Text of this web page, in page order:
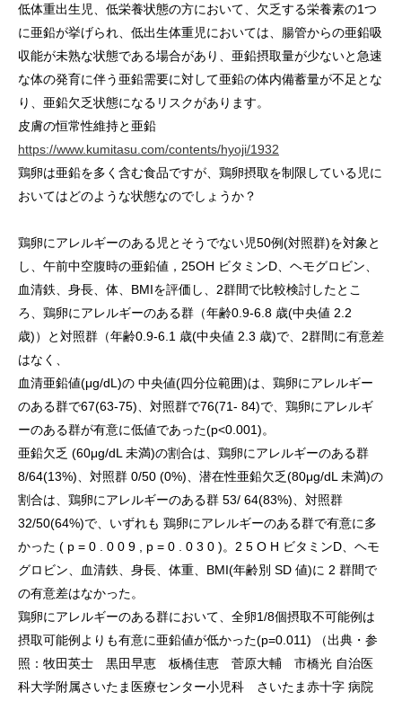
低体重出生児、低栄養状態の方において、欠乏する栄養素の1つ
に亜鉛が挙げられ、低出生体重児においては、腸管からの亜鉛吸
収能が未熟な状態である場合があり、亜鉛摂取量が少ないと急速
な体の発育に伴う亜鉛需要に対して亜鉛の体内備蓄量が不足とな
り、亜鉛欠乏状態になるリスクがあります。
皮膚の恒常性維持と亜鉛
https://www.kumitasu.com/contents/hyoji/1932
鶏卵は亜鉛を多く含む食品ですが、鶏卵摂取を制限している児に
おいてはどのような状態なのでしょうか？
鶏卵にアレルギーのある児とそうでない児50例(対照群)を対象と
し、午前中空腹時の亜鉛値，25OH ビタミンD、ヘモグロビン、
血清鉄、身長、体、BMIを評価し、2群間で比較検討したとこ
ろ、鶏卵にアレルギーのある群（年齢0.9-6.8 歳(中央値 2.2
歳)）と対照群（年齢0.9-6.1 歳(中央値 2.3 歳)で、2群間に有意差
はなく、
血清亜鉛値(μg/dL)の 中央値(四分位範囲)は、鶏卵にアレルギー
のある群で67(63-75)、対照群で76(71- 84)で、鶏卵にアレルギ
ーのある群が有意に低値であった(p<0.001)。
亜鉛欠乏 (60μg/dL 未満)の割合は、鶏卵にアレルギーのある群
8/64(13%)、対照群 0/50 (0%)、潜在性亜鉛欠乏(80μg/dL 未満)の
割合は、鶏卵にアレルギーのある群 53/ 64(83%)、対照群
32/50(64%)で、いずれも 鶏卵にアレルギーのある群で有意に多
かった ( p = 0 . 0 0 9 , p = 0 . 0 3 0 )。2 5 O H ビタミンD、ヘモ
グロビン、血清鉄、身長、体重、BMI(年齢別 SD 値)に 2 群間で
の有意差はなかった。
鶏卵にアレルギーのある群において、全卵1/8個摂取不可能例は
摂取可能例よりも有意に亜鉛値が低かった(p=0.011) （出典・参
照：牧田英士 黒田早恵 板橋佳恵 菅原大輔 市橋光 自治医
科大学附属さいたま医療センター小児科 さいたま赤十字 病院